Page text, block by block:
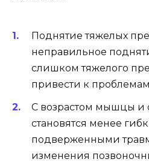
Поднятие тяжелых
неправильное
слишком тяжелого
привести к
С возрастом мышцы и
становятся менее
подверженными
изменения